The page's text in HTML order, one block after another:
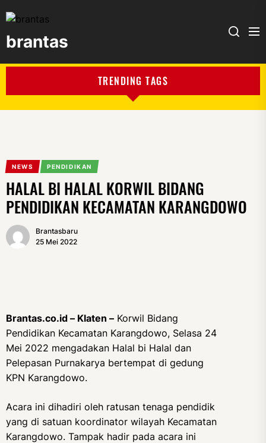
brantas
TRENDING TAGS
NEWS PENDIDIKAN
HALAL BI HALAL KORWIL BIDANG
PENDIDIKAN KECAMATAN KARANGDOWO
Brantasbaru
25 Mei 2022
Brantas.co.id – Klaten – Korwil Bidang
Pendidikan Kecamatan Karangdowo, Selasa 24
Mei 2022 mengadakan Halal bi Halal dan
Pelepasan Purnakarya bertempat di gedung
KPN Karangdowo.
Acara ini dihadiri oleh ratusan tenaga pendidik
yang di satuan koordinator wilayah Kecamatan
Karangdowo. Tampak hadir pada acara ini